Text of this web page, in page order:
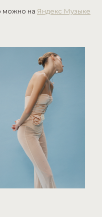
можно на Яндекс Музыке